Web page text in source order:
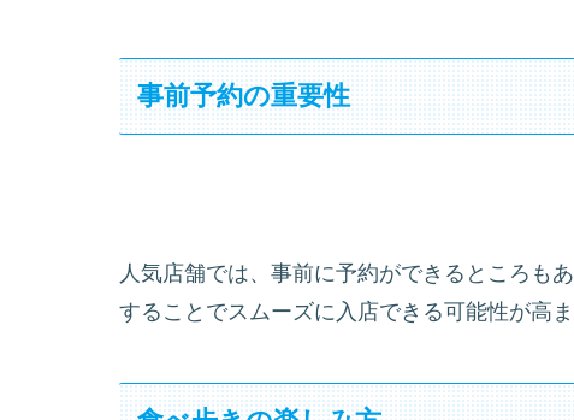
事前予約の重要性
人気店舗では、事前に予約ができるところも
することでスムーズに入店できる可能性が高ま